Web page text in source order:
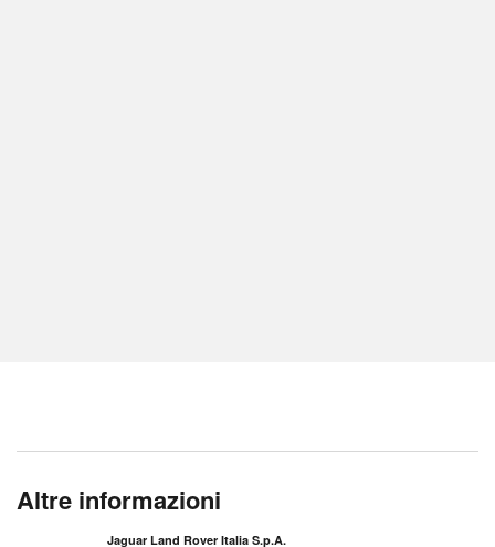
Altre informazioni
Jaguar Land Rover Italia S.p.A.